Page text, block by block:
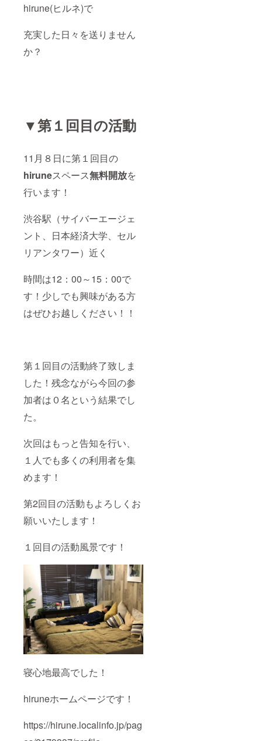
hirune(ヒルネ)で
充実した日々を送りません
か？
▼第１回目の活動
11月８日に第１回目の
hiruneスペース無料開放を
行います！
渋谷駅（サイバーエージェ
ント、日本経済大学、セル
リアンタワー）近く
時間は12：00～15：00で
す！少しでも興味がある方
はぜひお越しください！！
第１回目の活動終了致しま
した！残念ながら今回の参
加者は０名という結果でし
た。
次回はもっと告知を行い、
１人でも多くの利用者を集
めます！
第2回目の活動もよろしくお
願いいたします！
１回目の活動風景です！
寝心地最高でした！
hiruneホームページです！
https://hirune.localinfo.jp/pag